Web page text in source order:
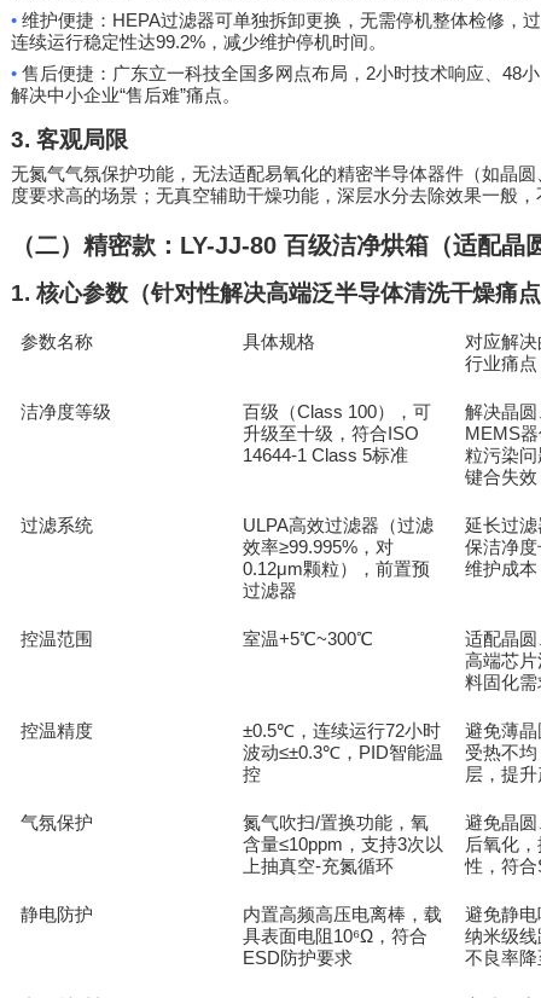
• 维护便捷： HEPA过滤器可单独拆卸更换，无需停机整体检修，
连续运行稳定性达99.2%，减少维护停机时间。
• 售后便捷：广东立一科技全国多网点布局， 2小时技术响应、 48
解决中小企业“售后难”痛点。
3. 客观局限
无氮气气氛保护功能，无法适配易氧化的精密半导体器件（如晶
度要求高的场景；无真空辅助干燥功能，深层水分去除效果一般
（二）精密款： LY-JJ-80 百级洁净烘箱（适配晶
1.核心参数（针对性解决高端泛半导体清洗干燥痛
参数名称 具体规格
对应解
行业痛点
洁净度等级 百级（Class 100），可
升级至十级，符合ISO
14644-1 Class 5标准
解决晶
MEMS
粒污染
键合失效
过滤系统 ULPA高效过滤器（过滤
效率≥99.995%，对
0.12μm颗粒），前置预
过滤器
延长过
保洁净
维护成
控温范围 室温+5℃~300℃ 适配晶圆
高端芯
料固化需
控温精度 ±0.5℃，连续运行72小时
波动≤±0.3℃， PID智能温
控
避免薄
受热不
层，提
气氛保护 氮气吹扫/置换功能，氧
含量≤10ppm ，支持3次以
上抽真空-充氮循环
避免晶
后氧化
性，符合
静电防护
内置高频高压电离棒，载
具表面电阻10⁶Ω，符合
ESD防护要求
避免静
纳米级
不良率降